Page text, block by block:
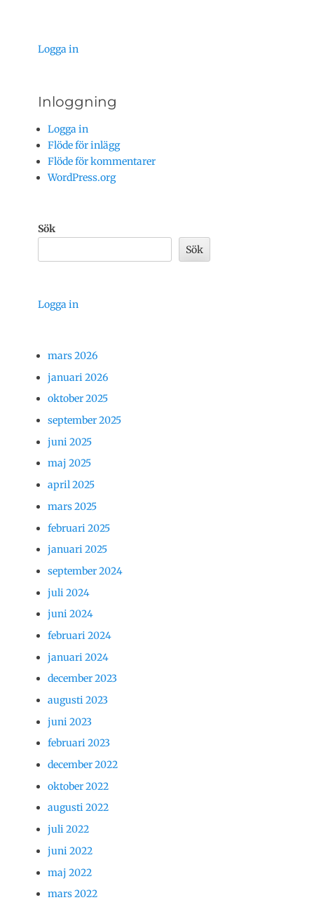
Logga in
Inloggning
Logga in
Flöde för inlägg
Flöde för kommentarer
WordPress.org
Sök
Sök
Logga in
mars 2026
januari 2026
oktober 2025
september 2025
juni 2025
maj 2025
april 2025
mars 2025
februari 2025
januari 2025
september 2024
juli 2024
juni 2024
februari 2024
januari 2024
december 2023
augusti 2023
juni 2023
februari 2023
december 2022
oktober 2022
augusti 2022
juli 2022
juni 2022
maj 2022
mars 2022